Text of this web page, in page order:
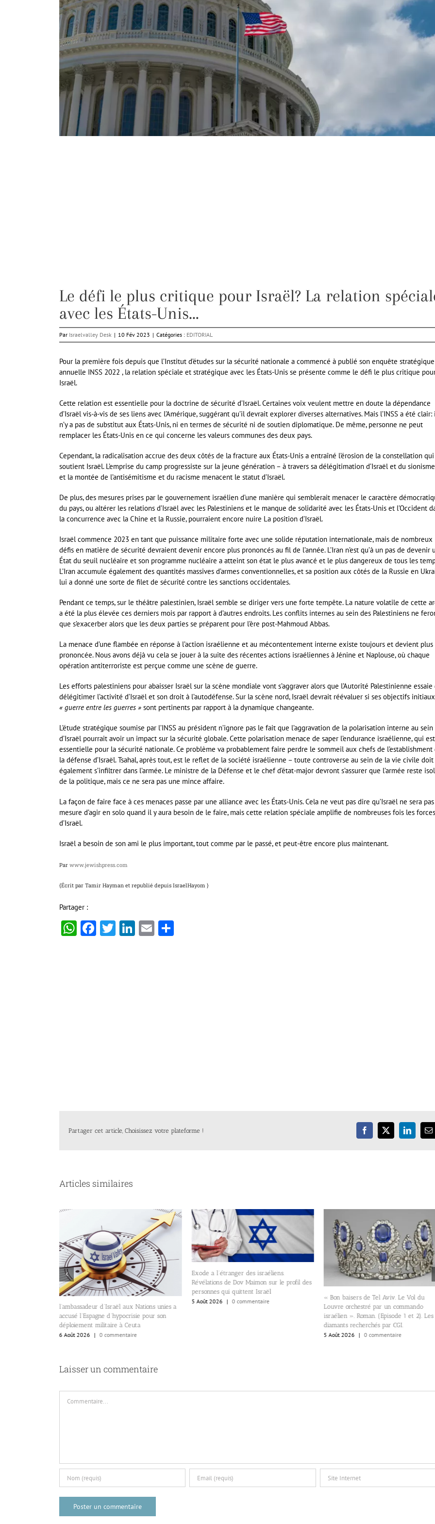
Le défi le plus critique pour Israël? La relation
avec les États-Unis…
Par Israelvalley Desk | 10 Fév 2023 | Catégories : EDITORIAL
Pour la première fois depuis que l’Institut d’études sur la sécurité nationale a commencé à publié son enquête stratégique
annuelle INSS 2022 , la relation spéciale et stratégique avec les États-Unis se présente comme le défi le plus critique
Israël.
Cette relation est essentielle pour la doctrine de sécurité d’Israël. Certaines voix veulent mettre en doute la dépendance
d’Israël vis-à-vis de ses liens avec l’Amérique, suggérant qu’il devrait explorer diverses alternatives. Mais l’INSS a été clair:
n’y a pas de substitut aux États-Unis, ni en termes de sécurité ni de soutien diplomatique. De même, personne ne peut
remplacer les États-Unis en ce qui concerne les valeurs communes des deux pays.
Cependant, la radicalisation accrue des deux côtés de la fracture aux États-Unis a entraîné l’érosion de la constellation qui
soutient Israël. L’emprise du camp progressiste sur la jeune génération – à travers sa délégitimation d’Israël et du
et la montée de l’antisémitisme et du racisme menacent le statut d’Israël.
De plus, des mesures prises par le gouvernement israélien d’une manière qui semblerait menacer le caractère
du pays, ou altérer les relations d’Israël avec les Palestiniens et le manque de solidarité avec les États-Unis et l’Occident
la concurrence avec la Chine et la Russie, pourraient encore nuire La position d’Israël.
Israël commence 2023 en tant que puissance militaire forte avec une solide réputation internationale, mais de nombreux
défis en matière de sécurité devraient devenir encore plus prononcés au fil de l’année. L’Iran n’est qu’à un pas de devenir
État du seuil nucléaire et son programme nucléaire a atteint son état le plus avancé et le plus dangereux de tous les
L’Iran accumule également des quantités massives d’armes conventionnelles, et sa position aux côtés de la Russie en
lui a donné une sorte de filet de sécurité contre les sanctions occidentales.
Pendant ce temps, sur le théâtre palestinien, Israël semble se diriger vers une forte tempête. La nature volatile de cette
a été la plus élevée ces derniers mois par rapport à d’autres endroits. Les conflits internes au sein des Palestiniens ne
que s’exacerber alors que les deux parties se préparent pour l’ère post-Mahmoud Abbas.
La menace d’une flambée en réponse à l’action israélienne et au mécontentement interne existe toujours et devient plus
prononcée. Nous avons déjà vu cela se jouer à la suite des récentes actions israéliennes à Jénine et Naplouse, où chaque
opération antiterroriste est perçue comme une scène de guerre.
Les efforts palestiniens pour abaisser Israël sur la scène mondiale vont s’aggraver alors que l’Autorité Palestinienne essaie
délégitimer l’activité d’Israël et son droit à l’autodéfense. Sur la scène nord, Israël devrait réévaluer si ses objectifs
« guerre entre les guerres » sont pertinents par rapport à la dynamique changeante.
L’étude stratégique soumise par l’INSS au président n’ignore pas le fait que l’aggravation de la polarisation interne au sein
d’Israël pourrait avoir un impact sur la sécurité globale. Cette polarisation menace de saper l’endurance israélienne, qui est
essentielle pour la sécurité nationale. Ce problème va probablement faire perdre le sommeil aux chefs de l’establishment
la défense d’Israël. Tsahal, après tout, est le reflet de la société israélienne – toute controverse au sein de la vie civile doit
également s’infiltrer dans l’armée. Le ministre de la Défense et le chef d’état-major devront s’assurer que l’armée reste
de la politique, mais ce ne sera pas une mince affaire.
La façon de faire face à ces menaces passe par une alliance avec les États-Unis. Cela ne veut pas dire qu’Israël ne sera
mesure d’agir en solo quand il y aura besoin de le faire, mais cette relation spéciale amplifie de nombreuses fois les forces
d’Israël.
Israël a besoin de son ami le plus important, tout comme par le passé, et peut-être encore plus maintenant.
Par www.jewishpress.com
{Écrit par Tamir Hayman et republié depuis IsraelHayom }
Partager :
WhatsApp
Facebook
Twitter
LinkedIn
Email
Partager cet article, Choisissez votre plateforme ! Facebook
X LinkedIn
Articles similaires
l’ambassadeur d’Israël aux Nations unies a
accusé l’Espagne d’hypocrisie pour son
déploiement militaire à Ceuta
0 commentaire
Exode a l’étranger des israéliens.
Révélations de Dov Maimon sur le profil des
personnes qui quittent Israël
0 commentaire
« Bon baisers de Tel Aviv. Le Vol du
Louvre orchestré par un commando
israélien ». Roman. (Episode 1 et 2). Les
diamants recherchés par CGI.
0 commentaire
Services
“mort
5 Août 2026
Laisser un commentaire